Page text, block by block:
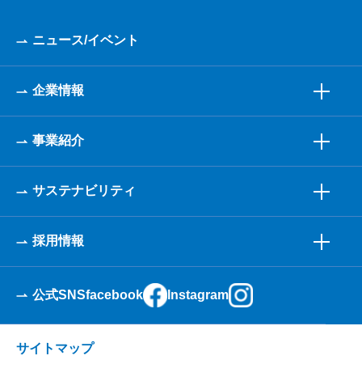
ニュース/イベント
企業情報
事業紹介
サステナビリティ
採用情報
公式SNSfacebook Instagram
サイトマップ